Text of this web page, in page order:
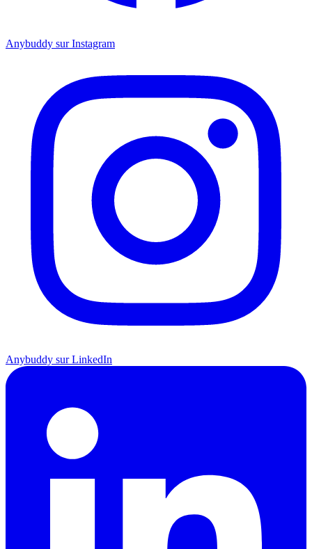
Anybuddy sur Instagram
Anybuddy sur LinkedIn